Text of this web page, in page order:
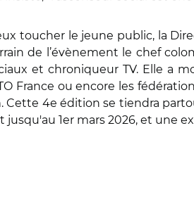
Courriel
toucher le jeune public, la
de l’évènement le chef
et chroniqueur TV. Elle a
France ou encore les
Cette 4e édition se tiendra
jusqu'au 1er mars 2026, et une